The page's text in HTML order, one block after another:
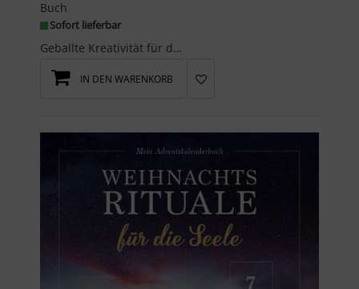
Buch
Sofort lieferbar
Geballte Kreativität für die Weihnachtszeit!Das weihnachtliche Ideenfeuerwerk für kreative Weihna...
IN DEN WARENKORB